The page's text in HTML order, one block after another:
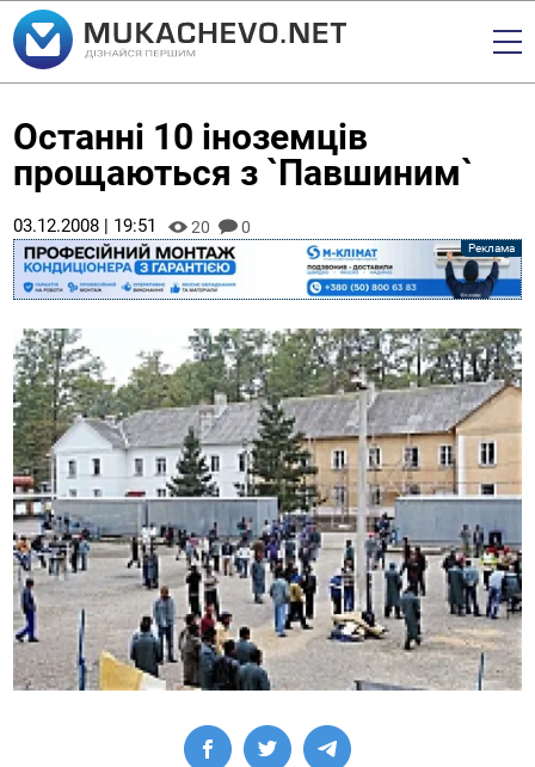
Останні 10 іноземців
прощаються з `Павшиним`
03.12.2008 | 19:51 20 0